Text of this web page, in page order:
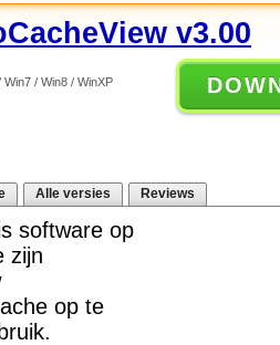
v3.00
Win7 / Win8 / WinXP
Alle versies Reviews
software op
zijn
op te